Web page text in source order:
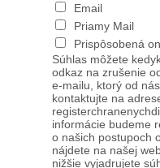
Email
Priamy Mail
Prispôsobená
Súhlas môžete
odkaz na zrušenie
e-mailu, ktorý od
kontaktujte na
informácie budeme
o našich postupoch
nájdete na našej
nižšie vyjadrujete